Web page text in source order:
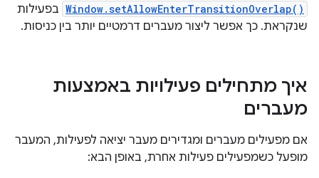
Window.setAllowEnterTransitionOverlap() בפעילות
שנקראת. כך אפשר ליצור מעברים דרמטיים יותר בין כניסות.
איך מתחילים פעילויות באמצעות
מעברים
אם מפעילים מעברים ומגדירים מעבר יציאה לפעילות, המעבר
מופעל כשמפעילים פעילות אחרת, באופן הבא: